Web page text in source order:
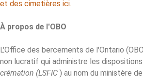
et des cimetières ici.
À propos de l'OBO
L'Office des bercements de l'Ontario
non lucratif qui administre les
crémation (LSFIC ) au nom du ministère